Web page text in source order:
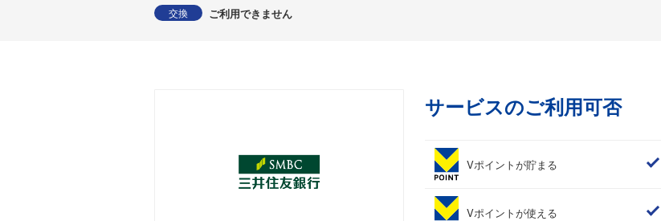
交換 ご利用できません
サービスのご利用可否
Vポイントが貯まる
Vポイントが使える